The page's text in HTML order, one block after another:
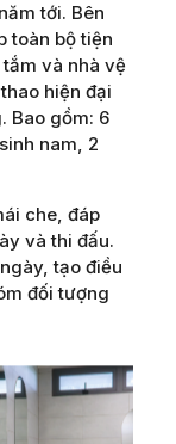
tới. Bên
toàn bộ tiện
và nhà vệ
hiện đại
Bao gồm: 6
nam, 2
che, đáp
và thi đấu.
tạo điều
đối tượng